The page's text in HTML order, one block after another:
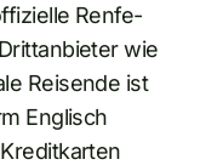
Renfe-
wie
Reisende ist
Englisch